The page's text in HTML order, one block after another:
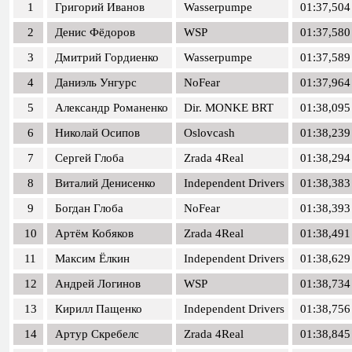
1 Григорий Иванов Wasserpumpe
01:37,504
2
Денис Фёдоров WSP
01:37,580
3
Дмитрий Гордиенко Wasserpumpe
01:37,589
4
Даниэль Унгурс NoFear
01:37,964
5
Александр Романенко Dir. MONKE BRT
01:38,095
6
Николай Осипов Oslovcash
01:38,239
7
Сергей Глоба Zrada 4Real
01:38,294
8
Виталий Денисенко Independent Drivers
01:38,383
9
Богдан Глоба NoFear
01:38,393
10
Артём Кобяков Zrada 4Real
01:38,491
11
Максим Ёлкин Independent Drivers
01:38,629
12
Андрей Логинов WSP
01:38,734
13
Кирилл Пащенко Independent Drivers
01:38,756
14
Артур Скребелс Zrada 4Real
01:38,845